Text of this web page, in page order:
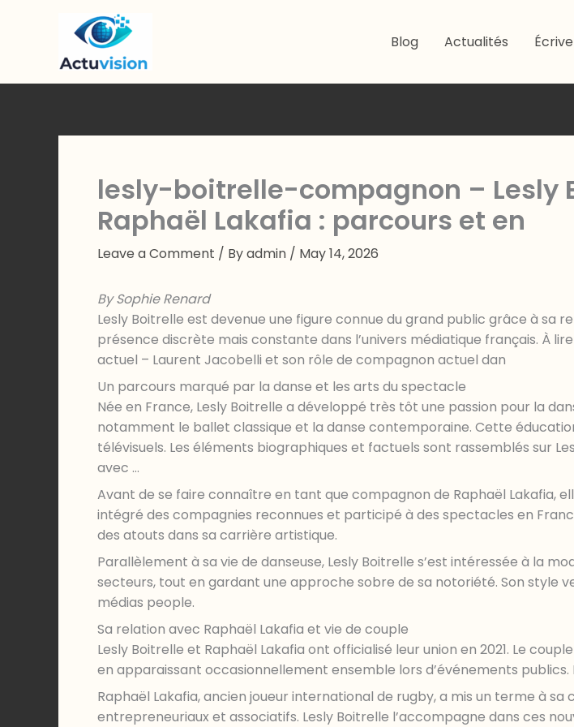
Blog Actualités
lesly-boitrelle-compagnon – Lesly
Raphaël Lakafia : parcours et en
Leave a Comment / Byadmin / May 14, 2026
By Sophie Renard
Lesly Boitrelle est devenue une figure connue du grand public grâce à sa
présence discrète mais constante dans l’univers médiatique français. À
actuel – Laurent Jacobelli et son rôle de compagnon actuel dan
Un parcours marqué par la danse et les arts du spectacle
Née en France, Lesly Boitrelle a développé très tôt une passion pour la
notamment le ballet classique et la danse contemporaine. Cette
télévisuels. Les éléments biographiques et factuels sont rassemblés sur
avec …
Avant de se faire connaître en tant que compagnon de Raphaël Lakafia,
intégré des compagnies reconnues et participé à des spectacles en
des atouts dans sa carrière artistique.
Parallèlement à sa vie de danseuse, Lesly Boitrelle s’est intéressée à la
secteurs, tout en gardant une approche sobre de sa notoriété. Son style
médias people.
Sa relation avec Raphaël Lakafia et vie de couple
Lesly Boitrelle et Raphaël Lakafia ont officialisé leur union en 2021. Le
en apparaissant occasionnellement ensemble lors d’événements
Raphaël Lakafia, ancien joueur international de rugby, a mis un terme à
entrepreneuriaux et associatifs. Lesly Boitrelle l’accompagne dans ces